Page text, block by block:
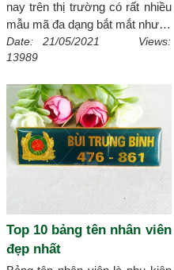
nay trên thị trường có rất nhiều
mẫu mã đa dạng bắt mắt nhưng
không biết bao gồm có bao
nhiêu loại, để biết được các loại
bài viết dưới đây nhé![Chi tiết]
Date: 21/05/2021 Views:
13989
Top 10 bảng tên nhân viên
đẹp nhất